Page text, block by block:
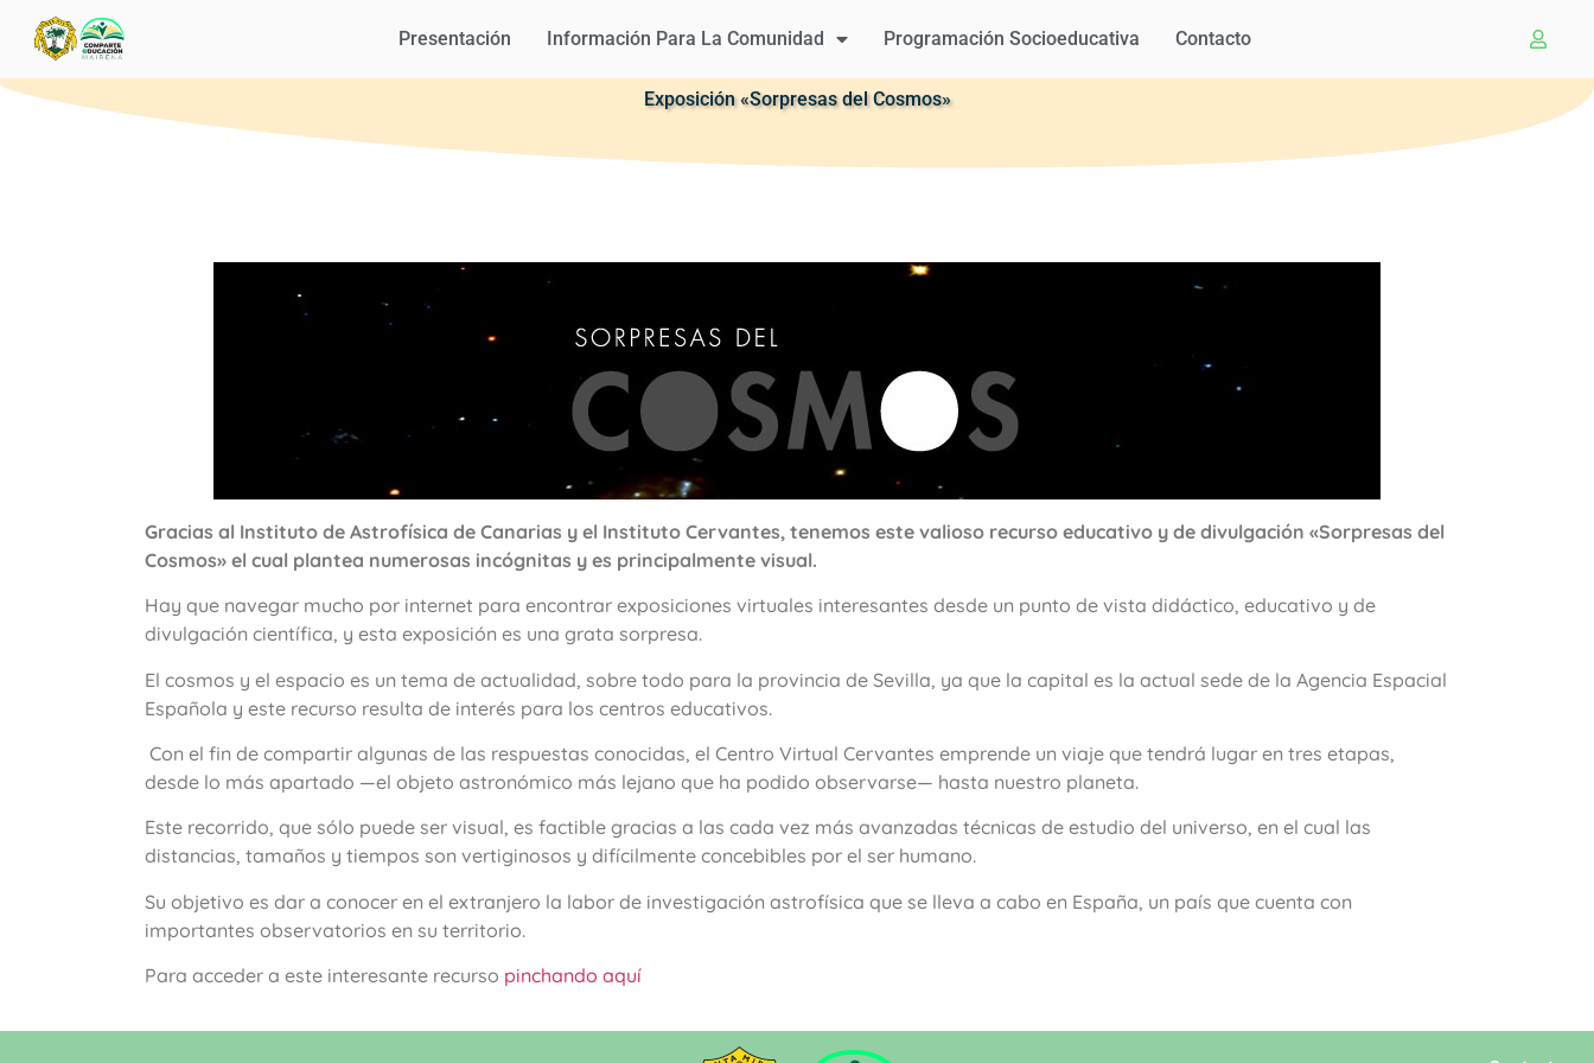
Presentación Información Para La Comunidad Programación Socioeducativa Contacto
Exposición «Sorpresas del Cosmos»
Gracias al Instituto de Astrofísica de Canarias y el Instituto Cervantes, tenemos este valioso recurso educativo y de divulgación «Sorpresas del
Cosmos» el cual plantea numerosas incógnitas y es principalmente visual.
Hay que navegar mucho por internet para encontrar exposiciones virtuales interesantes desde un punto de vista didáctico, educativo y de
divulgación científica, y esta exposición es una grata sorpresa.
El cosmos y el espacio es un tema de actualidad, sobre todo para la provincia de Sevilla, ya que la capital es la actual sede de la Agencia Espacial
Española y este recurso resulta de interés para los centros educativos.
Con el fin de compartir algunas de las respuestas conocidas, el Centro Virtual Cervantes emprende un viaje que tendrá lugar en tres etapas,
desde lo más apartado —el objeto astronómico más lejano que ha podido observarse— hasta nuestro planeta.
Este recorrido, que sólo puede ser visual, es factible gracias a las cada vez más avanzadas técnicas de estudio del universo, en el cual las
distancias, tamaños y tiempos son vertiginosos y difícilmente concebibles por el ser humano.
Su objetivo es dar a conocer en el extranjero la labor de investigación astrofísica que se lleva a cabo en España, un país que cuenta con
importantes observatorios en su territorio.
Para acceder a este interesante recurso pinchando aquí